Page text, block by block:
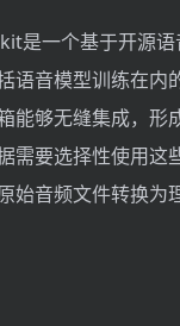
是一个基于开源
语音模型训练在内
能够无缝集成，形
需要选择性使用这
始音频文件转换为